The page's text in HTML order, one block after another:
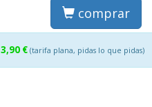
comprar
3,90 € (tarifa plana, pidas lo que pidas)